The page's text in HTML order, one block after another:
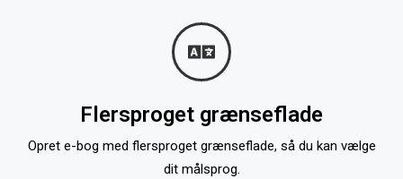
Flersproget grænseflade
Opret e-bog med flersproget grænseflade, så du kan vælge
dit målsprog.